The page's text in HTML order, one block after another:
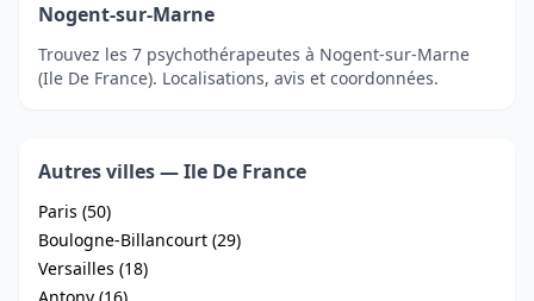
Nogent-sur-Marne
Trouvez les 7 psychothérapeutes à Nogent-sur-Marne
(Ile De France). Localisations, avis et coordonnées.
Autres villes — Ile De France
Paris (50)
Boulogne-Billancourt (29)
Versailles (18)